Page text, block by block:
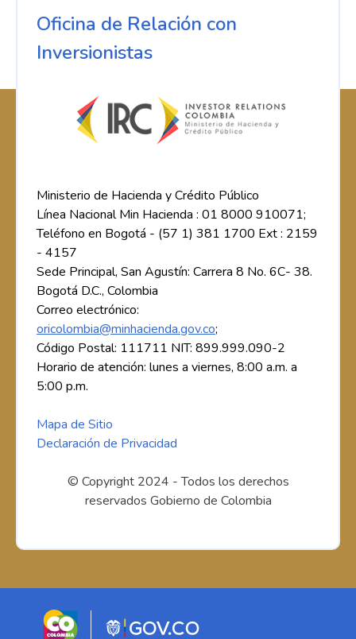
Oficina de Relación con
Inversionistas
Ministerio de Hacienda y Crédito Público
Línea Nacional Min Hacienda : 01 8000 910071;
Teléfono en Bogotá - (57 1) 381 1700 Ext : 2159
- 4157
Sede Principal, San Agustín: Carrera 8 No. 6C- 38.
Bogotá D.C., Colombia
Correo electrónico:
oricolombia@minhacienda.gov.co;
Código Postal: 111711 NIT: 899.999.090-2
Horario de atención: lunes a viernes, 8:00 a.m. a
5:00 p.m.
Mapa de Sitio
Declaración de Privacidad
© Copyright 2024 - Todos los derechos
reservados Gobierno de Colombia